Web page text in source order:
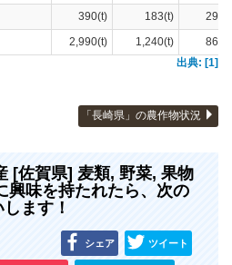
390(t) 183(t)
2,990(t) 1,240(t)
出典: [1]
「長崎県」の農作物状況
[佐賀県] 麦類, 野菜, 果物
興味を持たれたら、次の
ます！
シェア ツイート